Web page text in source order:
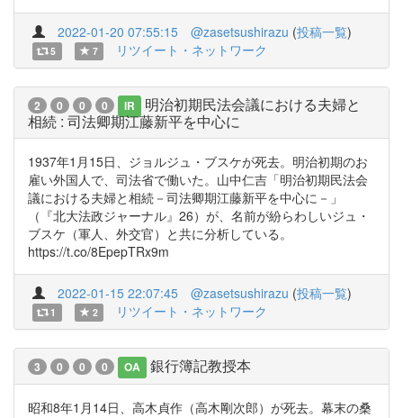
2022-01-20 07:55:15 @zasetsushirazu (投稿一覧)
5 7 リツイート・ネットワーク
2 0 0 0 IR
明治初期民法会議における夫婦と
相続 : 司法卿期江藤新平を中心に
1937年1月15日、ジョルジュ・ブスケが死去。明治初期のお
雇い外国人で、司法省で働いた。山中仁吉「明治初期民法会
議における夫婦と相続－司法卿期江藤新平を中心に－」
（『北大法政ジャーナル』26）が、名前が紛らわしいジュ・
ブスケ（軍人、外交官）と共に分析している。
https://t.co/8EpepTRx9m
2022-01-15 22:07:45 @zasetsushirazu (投稿一覧)
1 2 リツイート・ネットワーク
3 0 0 0 OA 銀行簿記教授本
昭和8年1月14日、高木貞作（高木剛次郎）が死去。幕末の桑